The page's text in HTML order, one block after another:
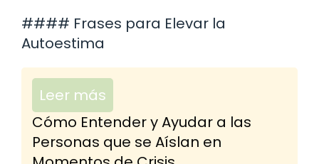
#### Frases para Elevar la
Autoestima
Leer más
Cómo Entender y Ayudar a las
Personas que se Aíslan en